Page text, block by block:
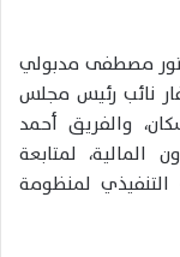
مصطفى مدبولي
نائب رئيس مجلس
والفريق أحمد
لمتابعة
لمنظومة